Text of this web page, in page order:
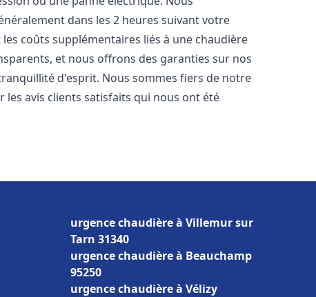
dans les 2 heures suivant votre
coûts supplémentaires liés à une chaudière
et nous offrons des garanties sur nos
d'esprit. Nous sommes fiers de notre
avis clients satisfaits qui nous ont été
urgence chaudière à Villemur sur
Tarn 31340
urgence chaudière à Beauchamp
95250
urgence chaudière à Vélizy